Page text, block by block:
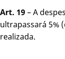
Art. 19– A
ultrapassará 5%
realizada.